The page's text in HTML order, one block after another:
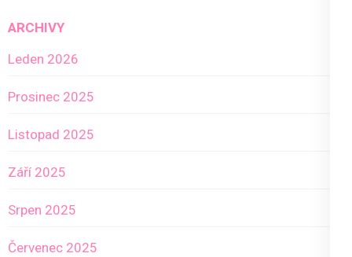
ARCHIVY
Leden 2026
Prosinec 2025
Listopad 2025
Září 2025
Srpen 2025
Červenec 2025